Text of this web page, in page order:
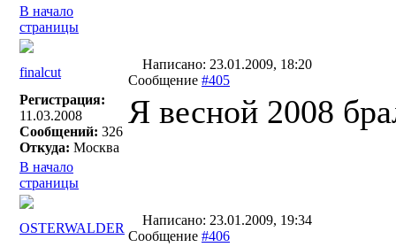
В начало
страницы
finalcut
Написано: 23.01.2009, 18:20
Сообщение #405
Регистрация:
11.03.2008
Сообщений: 326
Откуда: Москва
Я весной 2008
В начало
страницы
OSTERWALDER
Написано: 23.01.2009, 19:34
Сообщение #406